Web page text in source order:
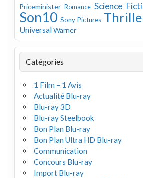
Priceminister Romance Science
Son10 Sony Pictures
UniversalWarner
Catégories
1 Film – 1 Avis
Actualité Blu-ray
Blu-ray 3D
Blu-ray Steelbook
Bon Plan Blu-ray
Bon Plan Ultra HD Blu-ray
Communication
Concours Blu-ray
Import Blu-ray